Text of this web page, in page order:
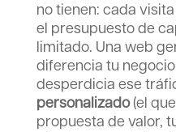
no tienen: cada
el presupuesto de
limitado. Una web
diferencia tu
desperdicia ese
personalizado(el
propuesta de valor,